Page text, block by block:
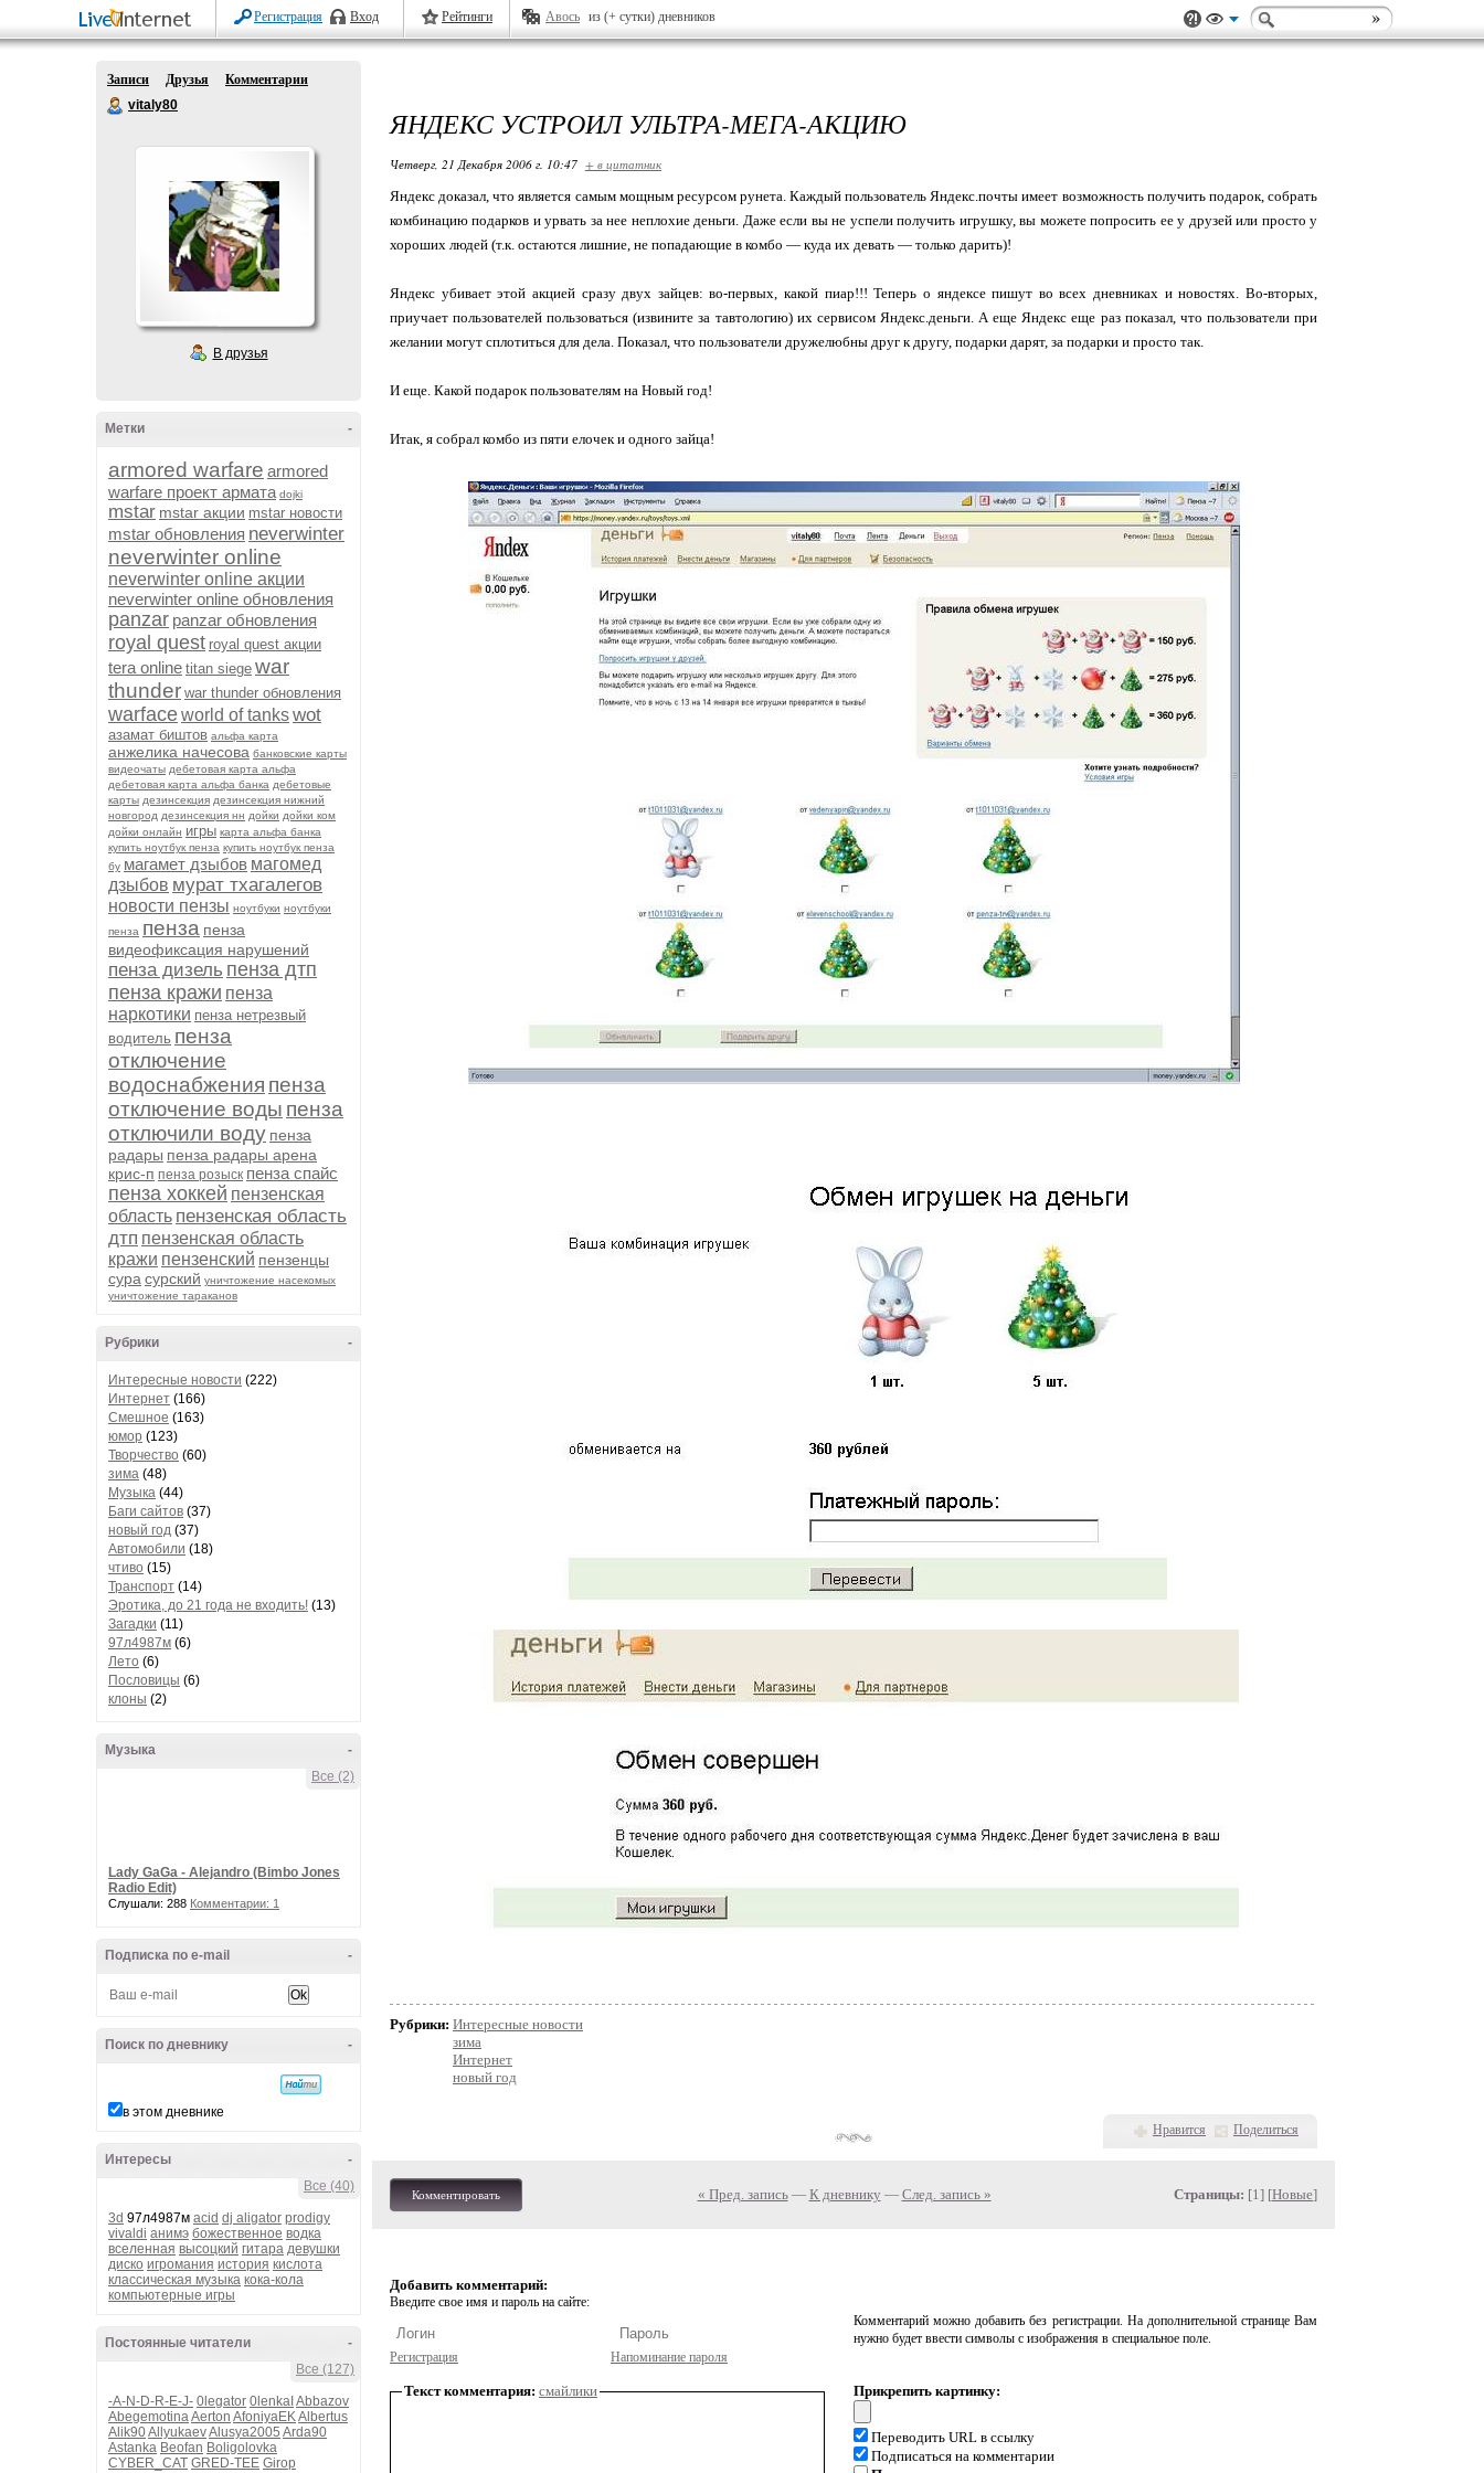
Регистрация Вход Рейтинги Авось из (+ сутки) дневников
Записи Друзья
Комментарии
vitaly80
В друзья
-
Метки
armored warfare armored
warfare проект армата dojki
mstar mstar акции mstar новости
mstar обновления neverwinter
neverwinter online
neverwinter online акции
neverwinter online обновления
panzar panzar обновления
royal quest royal quest акции
tera online titan siege war
thunder war thunder обновления
warfaceworld of tankswot
азамат биштов альфа карта
анжелика начесова банковские карты
видеочаты дебетовая карта альфа
дебетовая карта альфа банка дебетовые
карты дезинсекция дезинсекция нижний
новгород дезинсекция нн дойки дойки ком
дойки онлайн игры карта альфа банка
купить ноутбук пенза купить ноутбук пенза
бу магамет дзыбов магомед
дзыбов мурат тхагалегов
новости пензы ноутбуки ноутбуки
пенза пенза пенза
видеофиксация нарушений
пенза дизель пенза дтп
пенза кражи пенза
наркотики пенза нетрезвый
водитель пенза
отключение
водоснабжения пенза
отключение воды пенза
отключили воду пенза
радары пенза радары арена
крис-п пенза розыск пенза спайс
пенза хоккей пензенская
область пензенская область
дтп пензенская область
кражи пензенский пензенцы
сура сурский уничтожение насекомых
уничтожение тараканов
-
Рубрики
Интересные новости (222)
Интернет (166)
Смешное (163)
юмор (123)
Творчество (60)
зима (48)
Музыка (44)
Баги сайтов (37)
новый год (37)
Автомобили (18)
чтиво (15)
Транспорт (14)
Эротика, до 21 года не входить! (13)
Загадки (11)
97л4987м (6)
Лето (6)
Пословицы (6)
клоны (2)
-
Музыка
Все (2)
Lady GaGa - Alejandro (Bimbo Jones
Radio Edit)
Слушали: 288 Комментарии: 1
-
Подписка по e-mail
-
Поиск по дневнику
в этом дневнике
-
Интересы
Все (40)
3d 97л4987м acid dj aligator prodigy
vivaldi анимэ божественное водка
вселенная высоцкий гитара девушки
диско игромания история кислота
классическая музыка кока-кола
компьютерные игры
-
Постоянные читатели
Все (127)
-A-N-D-R-E-J- 0legator 0lenkaI Abbazov
AbegemotinaAerton AfoniyaEKAlbertus
Alik90AllyukaevAlusya2005 Arda90
Astanka Beofan Boligolovka
CYBER_CAT GRED-TEE Girop
ЯНДЕКС УСТРОИЛ УЛЬТРА-МЕГА-АКЦИЮ
Четверг, 21 Декабря 2006 г. 10:47 + в цитатник
Яндекс доказал, что является самым мощным ресурсом рунета. Каждый пользователь Яндекс.почты имеет возможность получить подарок, собрать
комбинацию подарков и урвать за нее неплохие деньги. Даже если вы не успели получить игрушку, вы можете попросить ее у друзей или просто у
хороших людей (т.к. остаются лишние, не попадающие в комбо — куда их девать — только дарить)!
Яндекс убивает этой акцией сразу двух зайцев: во-первых, какой пиар!!! Теперь о яндексе пишут во всех дневниках и новостях. Во-вторых,
приучает пользователей пользоваться (извините за тавтологию) их сервисом Яндекс.деньги. А еще Яндекс еще раз показал, что пользователи при
желании могут сплотиться для дела. Показал, что пользователи дружелюбны друг к другу, подарки дарят, за подарки и просто так.
И еще. Какой подарок пользователям на Новый год!
Итак, я собрал комбо из пяти елочек и одного зайца!
Рубрики: Интересные новости
зима
Интернет
новый год
Нравится Поделиться
Комментировать « Пред. запись— К дневнику — След. запись » Страницы: [1] [Новые]
Добавить комментарий:
Введите свое имя и пароль на сайте:
Регистрация Напоминание пароля
Комментарий можно добавить без регистрации. На дополнительной странице Вам
нужно будет ввести символы с изображения в специальное поле.
Текст комментария: смайлики Прикрепить картинку:
Переводить URL в ссылку
Подписаться на комментарии